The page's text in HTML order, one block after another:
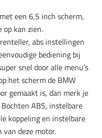
een 6,5 inch scherm,
kan zien.
abs instellingen
bediening bij
snel door alle menu’s
het scherm de BMW
gemaakt is, dan merk je
ABS, instelbare
koppeling en instelbare
van deze motor.